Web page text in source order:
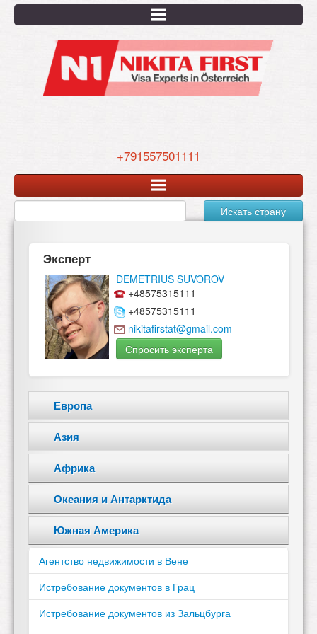
Перейти
основному
содержанию
+791557501111
Искать страну
Эксперт
DEMETRIUS SUVOROV
+48575315111
+48575315111
nikitafirstat@gmail.com
Спросить эксперта
Европа
Азия
Африка
Океания и Антарктида
Южная Америка
Агентство недвижимости в Вене
Истребование документов в Грац
Истребование документов из Зальцбурга